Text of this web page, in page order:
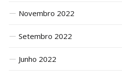
Novembro 2022
Setembro 2022
Junho 2022